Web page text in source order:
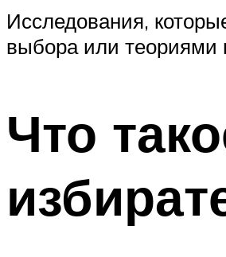
Исследования,
выбора или теориями
Что